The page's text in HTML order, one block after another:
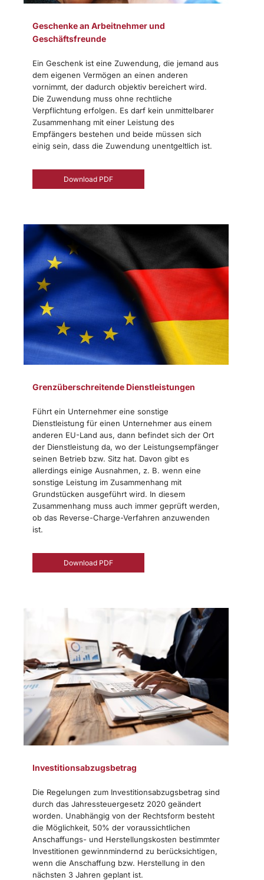
Geschenke an Arbeitnehmer und
Geschäftsfreunde
Ein Geschenk ist eine Zuwendung, die jemand aus
dem eigenen Vermögen an einen anderen
vornimmt, der dadurch objektiv bereichert wird.
Die Zuwendung muss ohne rechtliche
Verpflichtung erfolgen. Es darf kein unmittelbarer
Zusammenhang mit einer Leistung des
Empfängers bestehen und beide müssen sich
einig sein, dass die Zuwendung unentgeltlich ist.
Download PDF
Grenzüberschreitende Dienstleistungen
Führt ein Unternehmer eine sonstige
Dienstleistung für einen Unternehmer aus einem
anderen EU-Land aus, dann befindet sich der Ort
der Dienstleistung da, wo der Leistungsempfänger
seinen Betrieb bzw. Sitz hat. Davon gibt es
allerdings einige Ausnahmen, z. B. wenn eine
sonstige Leistung im Zusammenhang mit
Grundstücken ausgeführt wird. In diesem
Zusammenhang muss auch immer geprüft werden,
ob das Reverse-Charge-Verfahren anzuwenden
ist.
Download PDF
Investitionsabzugsbetrag
Die Regelungen zum Investitionsabzugsbetrag sind
durch das Jahressteuergesetz 2020 geändert
worden. Unabhängig von der Rechtsform besteht
die Möglichkeit, 50% der voraussichtlichen
Anschaffungs- und Herstellungskosten bestimmter
Investitionen gewinnmindernd zu berücksichtigen,
wenn die Anschaffung bzw. Herstellung in den
nächsten 3 Jahren geplant ist.